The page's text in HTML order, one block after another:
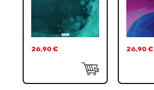
26,90 € 26,90 €